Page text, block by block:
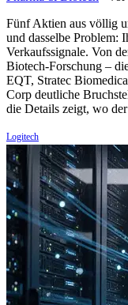
Fünf Aktien aus völlig
und dasselbe Problem:
Verkaufssignale. Von
Biotech-Forschung –
EQT, Stratec
Corp deutliche
die Details zeigt, wo
Logitech